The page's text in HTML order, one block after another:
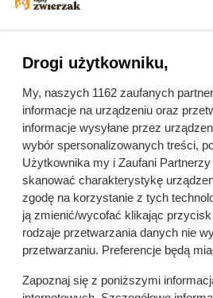
w które wciąż wierzymy. Jeden z
chwili nagle gryzie? Behawioryści
Drogi użytkowniku,
My, naszych 1162 zaufanych
informacje na urządzeniu oraz
informacje wysyłane przez
wybór spersonalizowanych treści,
Użytkownika my i Zaufani
skanować charakterystykę
zgodę na korzystanie z tych
ją zmienić/wycofać klikając
rodzaje przetwarzania danych nie
przetwarzaniu. Preferencje będą
Zapoznaj się z poniższymi